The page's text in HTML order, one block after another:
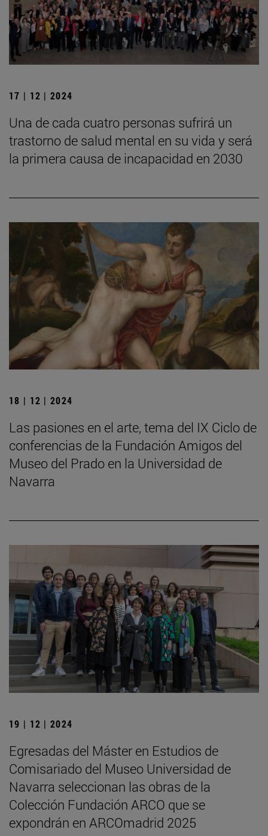
17 | 12 | 2024
Una de cada cuatro personas sufrirá un
trastorno de salud mental en su vida y será
la primera causa de incapacidad en 2030
18 | 12 | 2024
Las pasiones en el arte, tema del IX Ciclo de
conferencias de la Fundación Amigos del
Museo del Prado en la Universidad de
Navarra
19 | 12 | 2024
Egresadas del Máster en Estudios de
Comisariado del Museo Universidad de
Navarra seleccionan las obras de la
Colección Fundación ARCO que se
expondrán en ARCOmadrid 2025